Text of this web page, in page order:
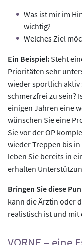
Was ist mir im
wichtig?
Welches Ziel
Ein Beispiel: Steht
Prioritäten sehr
wieder sportlich aktiv
schmerzfrei zu sein?
einigen Jahren eine
wünschen Sie eine
Sie vor der OP
wieder Treppen bis
leben Sie bereits in
erhalten
Bringen Sie diese
kann die Ärztin oder
realistisch ist und